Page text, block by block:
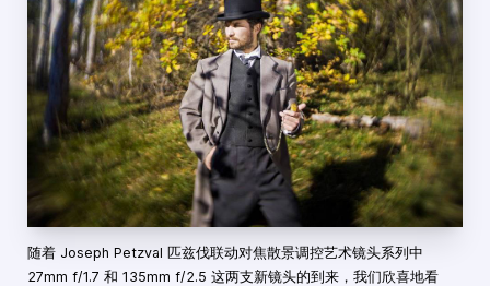
随着 Joseph Petzval 匹兹伐联动对焦散景调控艺术镜头系列中
27mm f/1.7 和 135mm f/2.5 这两支新镜头的到来，我们欣喜地看